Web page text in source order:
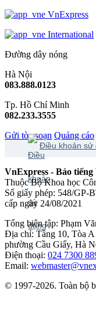
VnExpress
International
Đường dây nóng
Hà Nội
083.888.0123
Tp. Hồ Chí Minh
082.233.3555
Gửi tòa soạn Quảng cáo
Điều khoản sử
VnExpress - Báo
Thuộc Bộ Khoa học
Số giấy phép: 548/GP-
cấp ngày 24/08/2021
Tổng biên tập: Phạm
Địa chỉ: Tầng 10, Tòa A
phường Cầu Giấy, Hà
Điện thoại: 024 7300
Email:
© 1997-2026. Toàn bộ